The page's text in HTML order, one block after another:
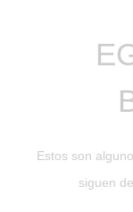
Estos son
siguen